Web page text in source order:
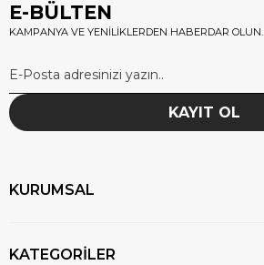
E-BÜLTEN
KAMPANYA VE YENİLİKLERDEN HABERDAR OLUN.
KAYIT OL
KURUMSAL
KATEGORİLER